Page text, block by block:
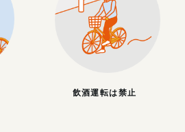
飲酒運転は禁止